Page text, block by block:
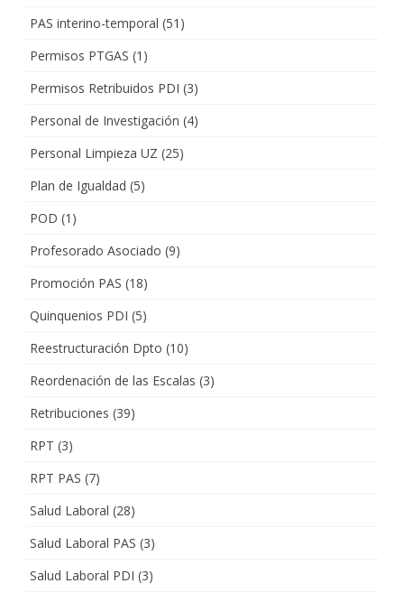
PAS interino-temporal (51)
Permisos PTGAS (1)
Permisos Retribuidos PDI (3)
Personal de Investigación (4)
Personal Limpieza UZ (25)
Plan de Igualdad (5)
POD (1)
Profesorado Asociado (9)
Promoción PAS (18)
Quinquenios PDI (5)
Reestructuración Dpto (10)
Reordenación de las Escalas (3)
Retribuciones (39)
RPT (3)
RPT PAS (7)
Salud Laboral (28)
Salud Laboral PAS (3)
Salud Laboral PDI (3)